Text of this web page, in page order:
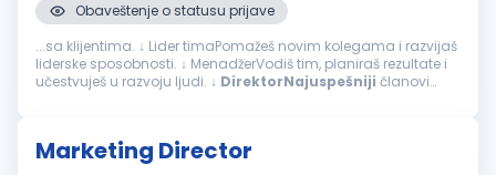
Obaveštenje o statusu prijave
...sa klijentima. ↓ Lider timaPomažeš novim kolegama i razvijaš
liderske sposobnosti. ↓ MenadžerVodiš tim, planiraš rezultate i
učestvuješ u razvoju ljudi. ↓ DirektorNajuspešniji članovi
Marketing Director